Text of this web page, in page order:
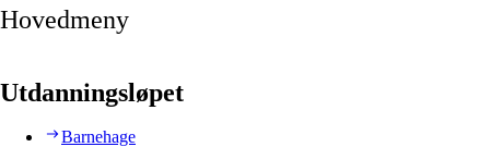
Hovedmeny
Utdanningsløpet
Barnehage